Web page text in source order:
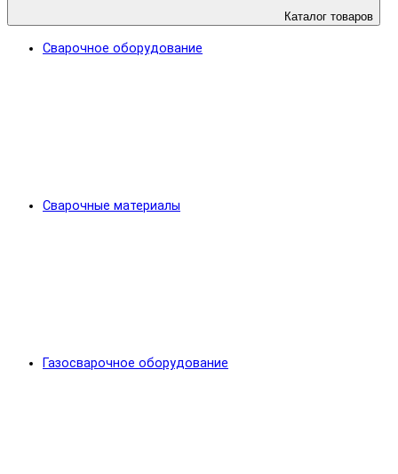
Каталог товаров
Сварочное оборудование
Сварочные материалы
Газосварочное оборудование